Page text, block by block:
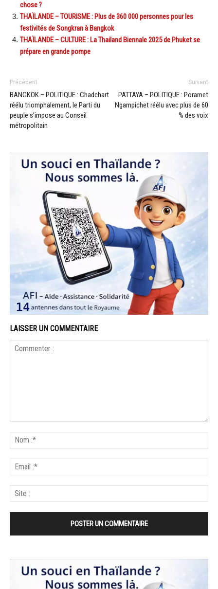
chose ?
THAÏLANDE – TOURISME : Plus de 360 000 personnes pour les
festivités de Songkran à Bangkok
THAÏLANDE – CULTURE : La Thailand Biennale 2025 de Phuket se
prépare en grande pompe
Précédent
BANGKOK – POLITIQUE : Chadchart
réélu triomphalement, le Parti du
peuple s’impose au Conseil
métropolitain
Suivant
PATTAYA – POLITIQUE : Poramet
Ngampichet réélu avec plus de 60
% des voix
LAISSER UN COMMENTAIRE